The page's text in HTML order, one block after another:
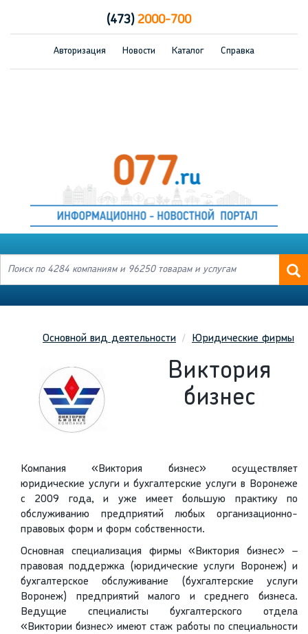
(473)2000-700
Авторизация Новости Каталог Справка
Основной вид деятельности Юридические фирмы
Виктория
бизнес
Компания «Виктория бизнес» осуществляет
юридические услуги и бухгалтерские услуги в Воронеже
с 2009 года, и уже имеет большую практику по
обслуживанию предприятий любых организационно-
правовых форм и форм собственности.
Основная специализация фирмы «Виктория бизнес» –
правовая поддержка (юридические услуги Воронеж) и
бухгалтерское обслуживание (бухгалтерские услуги
Воронеж) предприятий малого и среднего бизнеса.
Ведущие специалисты бухгалтерского отдела
«Виктории бизнес» имеют стаж работы по специальности